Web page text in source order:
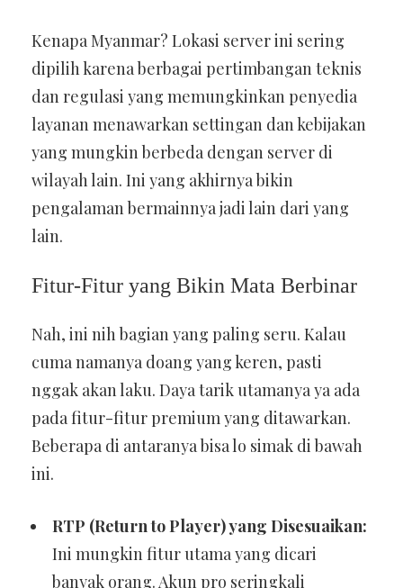
Kenapa Myanmar? Lokasi server ini sering
dipilih karena berbagai pertimbangan teknis
dan regulasi yang memungkinkan penyedia
layanan menawarkan settingan dan kebijakan
yang mungkin berbeda dengan server di
wilayah lain. Ini yang akhirnya bikin
pengalaman bermainnya jadi lain dari yang
lain.
Fitur-Fitur yang Bikin Mata Berbinar
Nah, ini nih bagian yang paling seru. Kalau
cuma namanya doang yang keren, pasti
nggak akan laku. Daya tarik utamanya ya ada
pada fitur-fitur premium yang ditawarkan.
Beberapa di antaranya bisa lo simak di bawah
ini.
RTP (Return to Player) yang Disesuaikan:
Ini mungkin fitur utama yang dicari
banyak orang. Akun pro seringkali